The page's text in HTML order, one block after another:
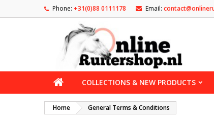
Phone: +31(0)88 0111178 Email:
COLLECTIONS & NEW PRODUCTS
Home General Terms & Conditions